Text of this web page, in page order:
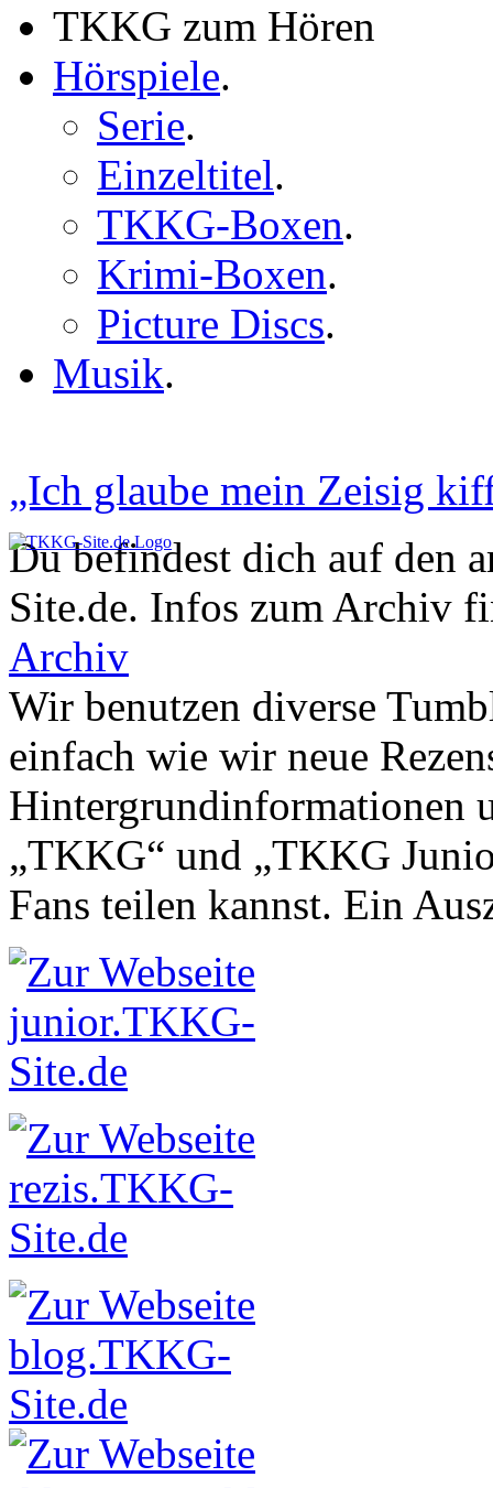
TKKG zum Hören
Hörspiele.
Serie.
Einzeltitel.
TKKG-Boxen.
Krimi-Boxen.
Picture Discs.
Musik.
„Ich glaube mein Zeisig
Du befindest dich auf den
Site.de. Infos zum Archiv
Archiv
Wir benutzen diverse
einfach wie wir neue
Hintergrundinformationen
„TKKG“ und „TKKG
Fans teilen kannst. Ein